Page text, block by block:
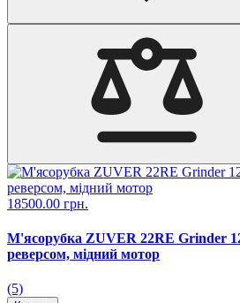
18500.00 грн.
М'ясорубка ZUVER 22RE Grinder
реверсом, мідний мотор
(5)